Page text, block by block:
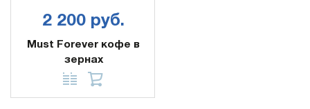
2 200 руб.
Must Forever кофе в
зернах